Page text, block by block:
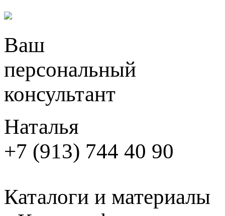
Ваш
персональный
консультант
Наталья
+7 (913) 744 40 90
Каталоги и материалы